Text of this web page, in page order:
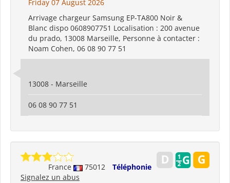
Friday 07 August 2026
Arrivage chargeur Samsung EP-TA800 Noir &
Blanc dispo 0608907751 Localisation : 200 avenue
du prado, 13008 Marseille, Personne à contacter :
Noam Cohen, 06 08 90 77 51
13008 - Marseille
06 08 90 77 51
France 75012
Téléphonie
Signalez un abus